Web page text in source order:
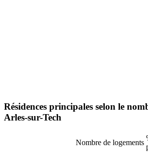
Résidences principales selon le
Arles-sur-Tech
Nombre de logements